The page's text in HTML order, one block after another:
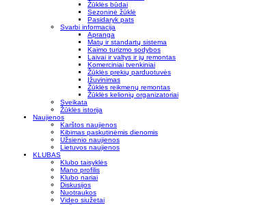
Žūklės būdai
Sezoninė žūklė
Pasidaryk pats
Svarbi informacija
Apranga
Matų ir standartų sistema
Kaimo turizmo sodybos
Laivai ir valtys ir jų remontas
Komerciniai tvenkiniai
Žūklės prekių parduotuvės
Įžuvinimas
Žūklės reikmenų remontas
Žūklės kelionių organizatoriai
Sveikata
Žūklės istorija
Naujienos
Karštos naujienos
Kibimas paskutinėmis dienomis
Užsienio naujienos
Lietuvos naujienos
KLUBAS
Klubo taisyklės
Mano profilis
Klubo nariai
Diskusijos
Nuotraukos
Video siužetai